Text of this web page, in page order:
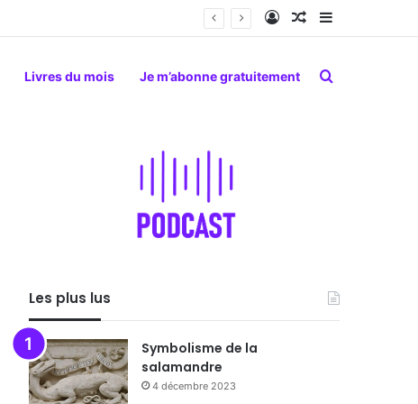
Connexion
Article Aléatoire
Sidebar
Livres du mois Je m’abonne gratuitement Rechercher
Les plus lus
Symbolisme de la
salamandre
4 décembre 2023